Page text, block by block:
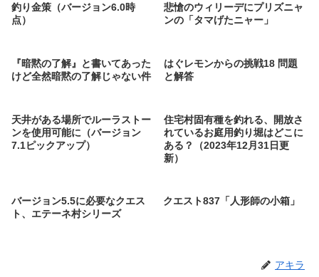
釣り金策（バージョン6.0時
点）
悲愴のウィリーデにプリズニャ
ンの「タマげたニャー」
『暗黙の了解』と書いてあった
けど全然暗黙の了解じゃない件
はぐレモンからの挑戦18 問題
と解答
天井がある場所でルーラストー
ンを使用可能に（バージョン
7.1ピックアップ）
住宅村固有種を釣れる、開放さ
れているお庭用釣り堀はどこに
ある？（2023年12月31日更
新）
バージョン5.5に必要なクエス
ト、エテーネ村シリーズ
クエスト837「人形師の小箱」
アキラ